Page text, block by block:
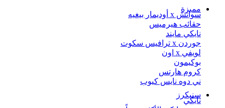
مميزة
سواتش x أوديمار بيغيه
حقائب هيرميس
نايكي مايند
جوردن x ترافيس سكوت
لويفي x اون
بوكيمون
كروم هارتس
ني دوه نايس كيوب
سنيكرز
نايكي